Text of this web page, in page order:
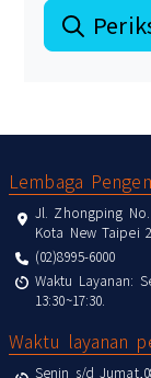
Lembaga
Jl. Zhongping
Kota New Taipei
(02)8995-6000
Waktu Layanan:
13:30~17:30.
Waktu layanan
Senin s/d